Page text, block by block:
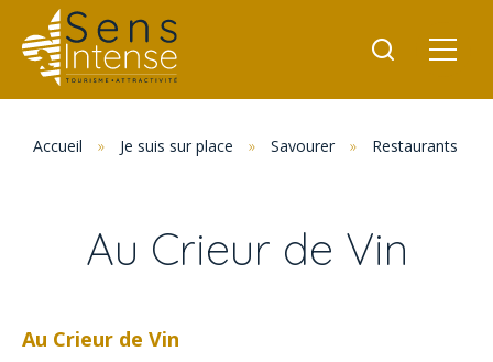
Accueil » Je suis sur place » Savourer » Restaurants
Au Crieur de Vin
Au Crieur de Vin